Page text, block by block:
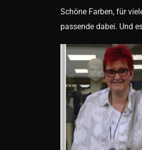
Schöne Farben, für
passende dabei. Und